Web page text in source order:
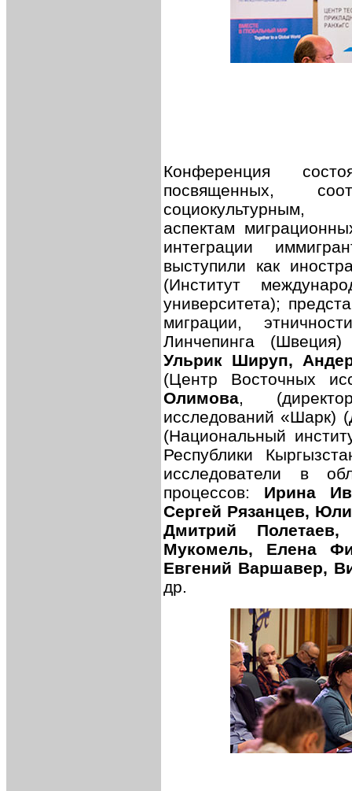
Конференция
посвященных,
социокультурным,
аспектам
интеграции
выступили как
(Институт
университета);
миграции,
Линчепинга
Ульрик Шируп,
(Центр Восточных
Олимова,
исследований «Шарк)
(Национальный
Республики
исследователи в
процессов: Ирина
Сергей Рязанцев,
Дмитрий
Мукомель, Елена
Евгений Варшавер,
др.